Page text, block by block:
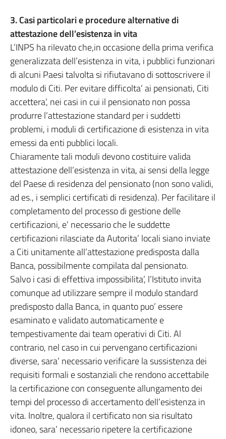
3.Casi particolari e procedure alternative di
attestazione dell’esistenza in vita
L’INPS ha rilevato che,in occasione della prima verifica
generalizzata dell’esistenza in vita, i pubblici funzionari
di alcuni Paesi talvolta si rifiutavano di sottoscrivere il
modulo di Citi. Per evitare difficolta’ ai pensionati, Citi
accettera’, nei casi in cui il pensionato non possa
produrre l’attestazione standard per i suddetti
problemi, i moduli di certificazione di esistenza in vita
emessi da enti pubblici locali.
Chiaramente tali moduli devono costituire valida
attestazione dell’esistenza in vita, ai sensi della legge
del Paese di residenza del pensionato (non sono validi,
ad es., i semplici certificati di residenza). Per facilitare il
completamento del processo di gestione delle
certificazioni, e’ necessario che le suddette
certificazioni rilasciate da Autorita’ locali siano inviate
a Citi unitamente all’attestazione predisposta dalla
Banca, possibilmente compilata dal pensionato.
Salvo i casi di effettiva impossibilita’, l’Istituto invita
comunque ad utilizzare sempre il modulo standard
predisposto dalla Banca, in quanto puo’ essere
esaminato e validato automaticamente e
tempestivamente dai team operativi di Citi. Al
contrario, nel caso in cui pervengano certificazioni
diverse, sara’ necessario verificare la sussistenza dei
requisiti formali e sostanziali che rendono accettabile
la certificazione con conseguente allungamento dei
tempi del processo di accertamento dell’esistenza in
vita. Inoltre, qualora il certificato non sia risultato
idoneo, sara’ necessario ripetere la certificazione